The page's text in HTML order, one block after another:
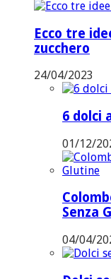
Ecco tre
zucchero
24/04/2023
6 dolci
01/12/
Senza
04/04/